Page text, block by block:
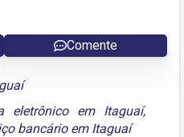
Comente
eletrônico em Itaguaí,
bancário em Itaguaí